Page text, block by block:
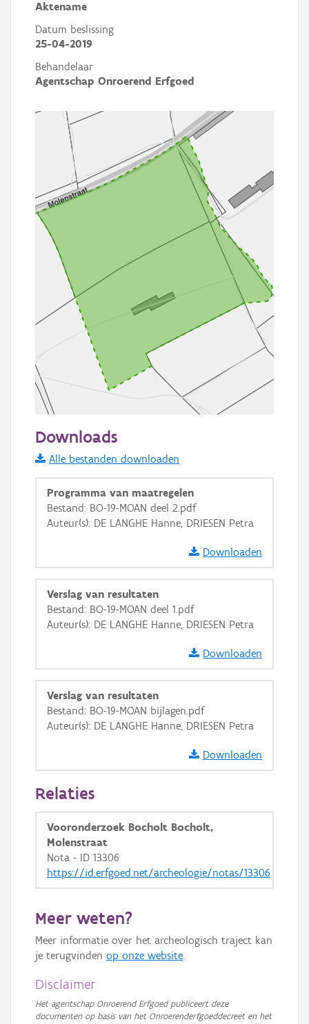
Aktename
Datum beslissing
25-04-2019
Behandelaar
Agentschap Onroerend Erfgoed
Informatie Vlaanderen
i
+ −
Basis Lagen
Ortho
GRB-Basiskaart
GRB-Basiskaart in grijswaarden
Downloads
Alle bestanden downloaden
Programma van maatregelen
Bestand: BO-19-MOAN deel 2.pdf
Auteur(s): DE LANGHE Hanne, DRIESEN Petra
Downloaden
Verslag van resultaten
Bestand: BO-19-MOAN deel 1.pdf
Auteur(s): DE LANGHE Hanne, DRIESEN Petra
Downloaden
Verslag van resultaten
Bestand: BO-19-MOAN bijlagen.pdf
Auteur(s): DE LANGHE Hanne, DRIESEN Petra
Downloaden
Relaties
Vooronderzoek Bocholt Bocholt,
Molenstraat
Nota - ID 13306
https://id.erfgoed.net/archeologie/notas/13306
Meer weten?
Meer informatie over het archeologisch traject kan
je terugvinden op onze website.
Disclaimer
Het agentschap Onroerend Erfgoed publiceert deze
documenten op basis van het Onroerenderfgoeddecreet en het